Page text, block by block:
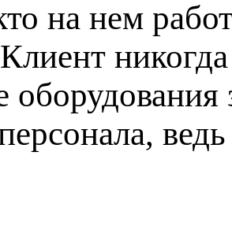
на нем
оборудования